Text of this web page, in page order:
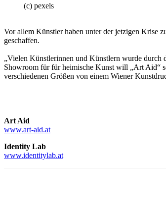
(c) pexels
Vor allem Künstler haben unter der jetzigen Krise
geschaffen.
„Vielen Künstlerinnen und Künstlern wurde durch
Showroom für für heimische Kunst will „Art Aid“
verschiedenen Größen von einem Wiener
Art Aid
www.art-aid.at
Identity Lab
www.identitylab.at